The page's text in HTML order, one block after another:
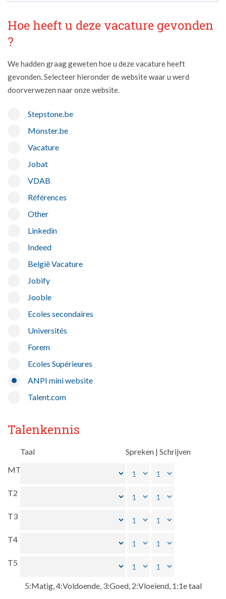
Hoe heeft u deze vacature gevonden
?
We hadden graag geweten hoe u deze vacature heeft
gevonden. Selecteer hieronder de website waar u werd
doorverwezen naar onze website.
Stepstone.be
Monster.be
Vacature
Jobat
VDAB
Références
Other
Linkedin
Indeed
België Vacature
Jobify
Jooble
Ecoles secondaires
Universités
Forem
Ecoles Supérieures
ANPI mini website
Talent.com
Talenkennis
Taal Spreken | Schrijven
MT
T2
T3
T4
T5
5:Matig, 4:Voldoende, 3:Goed, 2:Vloeiend, 1:1e taal